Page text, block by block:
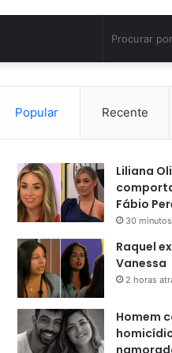
Popular Recente
Liliana
Fábio
30
Raquel
Vanessa
2 horas
Homem